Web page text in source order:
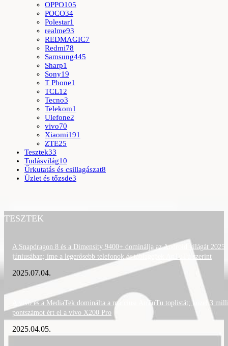
OPPO105
POCO34
Polestar1
realme93
REDMAGIC7
Redmi78
Samsung445
Sharp1
Sony19
T Phone1
TCL12
Tecno3
Telekom1
Ulefone2
vivo70
Xiaomi191
ZTE25
Tesztek33
Tudásvilág10
Űrkutatás és csillagászat8
Üzlet és tőzsde3
TESZTEK
A Snapdragon 8 és a Dimensity 9400+ dominálja az Android világát 2025
júniusában; íme a legerősebb telefonok és táblagépek AnTuTu szerint
2025.07.04.
A vivo és a MediaTek dominálta a márciusi AnTuTu toplistát; közel 3
pontszámot ért el a vivo X200 Pro
2025.04.05.